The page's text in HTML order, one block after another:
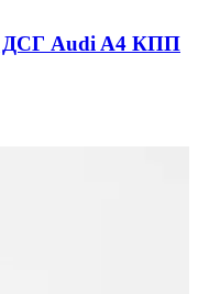
ДСГ Audi A4 КПП